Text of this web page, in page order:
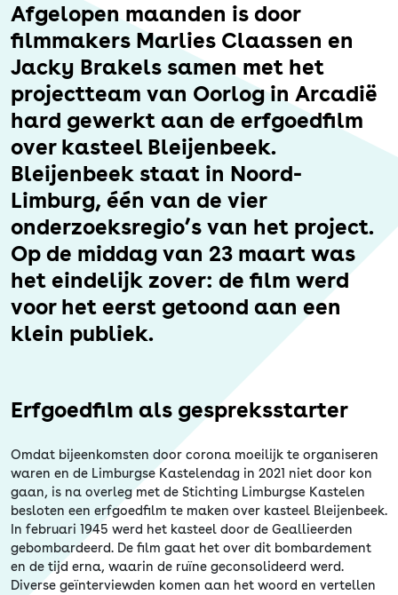
Overheid
Erfgoed
Afgelopen maanden is door
filmmakers Marlies Claassen en
Jacky Brakels samen met het
projectteam van Oorlog in Arcadië
hard gewerkt aan de erfgoedfilm
over kasteel Bleijenbeek.
Bleijenbeek staat in Noord-
Limburg, één van de vier
onderzoeksregio’s van het project.
Op de middag van 23 maart was
het eindelijk zover: de film werd
voor het eerst getoond aan een
klein publiek.
Erfgoedfilm als gespreksstarter
Omdat bijeenkomsten door corona moeilijk te organiseren
waren en de Limburgse Kastelendag in 2021 niet door kon
gaan, is na overleg met de Stichting Limburgse Kastelen
besloten een erfgoedfilm te maken over kasteel Bleijenbeek.
In februari 1945 werd het kasteel door de Geallieerden
gebombardeerd. De film gaat het over dit bombardement
en de tijd erna, waarin de ruïne geconsolideerd werd.
Diverse geïnterviewden komen aan het woord en vertellen